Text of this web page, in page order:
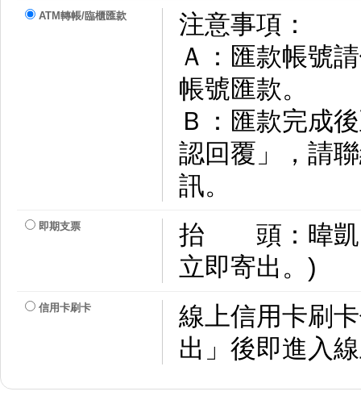
ATM轉帳/臨櫃匯款
注意事項：
Ａ：匯款帳號
帳號匯款。
Ｂ：匯款完成
認回覆」，請
訊。
即期支票
抬 頭：暐凱
立即寄出。)
信用卡刷卡
線上信用卡刷
出」後即進入